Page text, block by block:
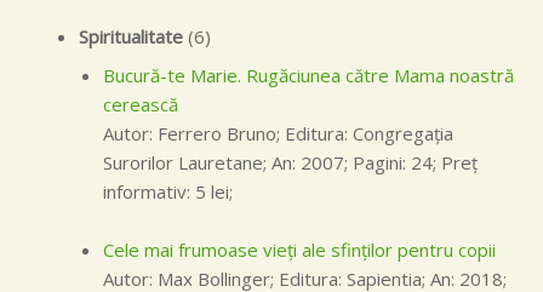
Spiritualitate(6)
Bucură-te Marie. Rugăciunea către Mama noastră
cerească
Autor: Ferrero Bruno; Editura: Congregaţia
Surorilor Lauretane; An: 2007; Pagini: 24; Preţ
informativ: 5 lei;
Cele mai frumoase vieți ale sfinților pentru copii
Autor: Max Bollinger; Editura: Sapientia; An: 2018;